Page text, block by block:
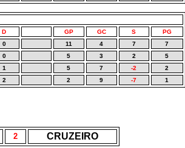
D GP GC S
PG
0 11 4 7
7
0 5 3 2
5
1 5 7 -2
2
2 2 9 -7 1
2 CRUZEIRO